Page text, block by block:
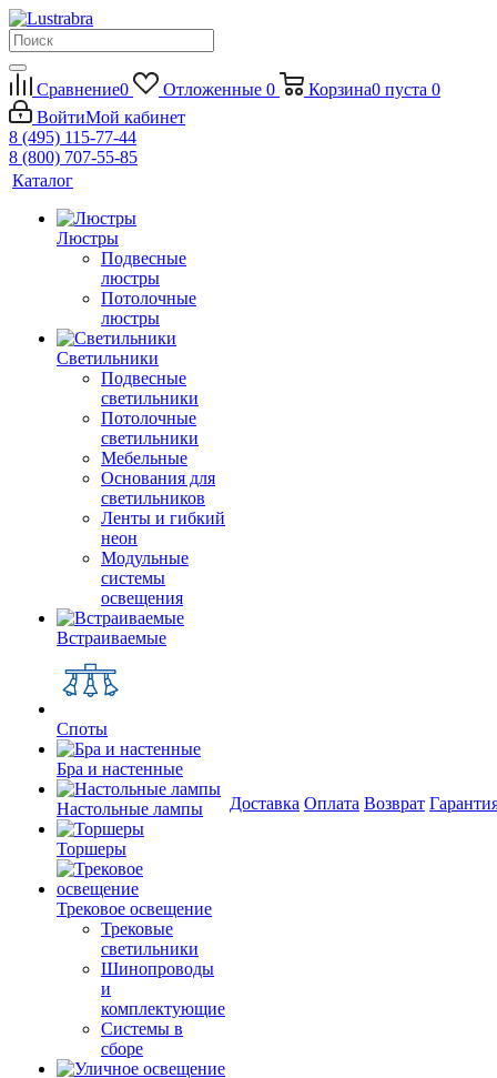
Сравнение0 Отложенные 0 Корзина0 пуста 0
ВойтиМой кабинет
8 (495) 115-77-44
8 (800) 707-55-85
Каталог
Люстры
Подвесные
люстры
Потолочные
люстры
Светильники
Подвесные
светильники
Потолочные
светильники
Мебельные
Основания для
светильников
Ленты и гибкий
неон
Модульные
системы
освещения
Встраиваемые
Споты
Бра и настенные
Настольные лампы
Торшеры
Трековое освещение
Трековые
светильники
Шинопроводы
и
комплектующие
Системы в
сборе
Доставка Оплата Возврат